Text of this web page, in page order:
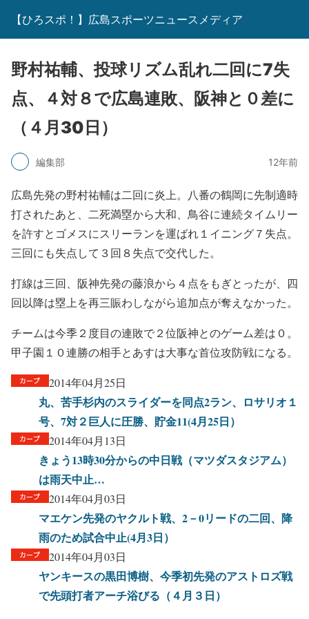
【ひろスポ！】広島スポーツニュースメディア
野村祐輔、投球リズム乱れ二回に7失
点、４対８で広島連敗、阪神と０差に
（４月30日）
編集部 12年前
広島先発の野村祐輔は二回に炎上。八番の鶴岡に先制適時
打されたあと、二死満塁から大和、鳥谷に連続タイムリー
を許すとゴメスにスリーランを運ばれ１イニング７失点。
三回にも失点して３回８失点で交代した。
打線は三回、阪神先発の藤浪から４点をもぎとったが、四
回以降は塁上を再三賑わしながら追加点が奪えなかった。
チームは今季２度目の連敗で２位阪神とのゲーム差は０。
甲子園１０連勝の相手とあすは大事な首位攻防戦になる。
2014年04月25日
丸、苦手杉内のスライダーを同点2ラン、ロサリオ１
号、7対２巨人に圧勝、貯金11(4月25日）
2014年04月13日
きょう13時30分からの中日戦（マツダスタジアム）
は雨天中止…
2014年04月03日
マエケン先発のヤクルト戦、2－0リードの二回、降
雨のため試合中止(4月3日）
2014年04月03日
ヤンキースの黒田博樹、今季初先発のアストロズ戦
で先頭打者アーチ浴びる（４月３日）